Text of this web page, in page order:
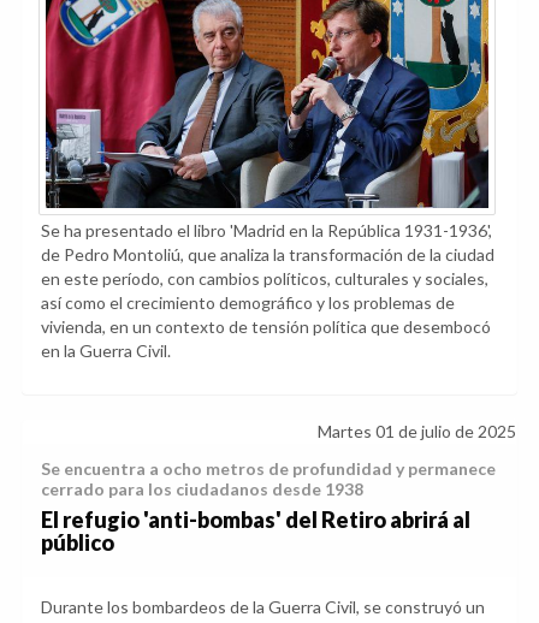
Se ha presentado el libro 'Madrid en la República 1931-1936',
de Pedro Montoliú, que analiza la transformación de la ciudad
en este período, con cambios políticos, culturales y sociales,
así como el crecimiento demográfico y los problemas de
vivienda, en un contexto de tensión política que desembocó
en la Guerra Civil.
Martes 01 de julio de 2025
Se encuentra a ocho metros de profundidad y permanece
cerrado para los ciudadanos desde 1938
El refugio 'anti-bombas' del Retiro abrirá al
público
Durante los bombardeos de la Guerra Civil, se construyó un